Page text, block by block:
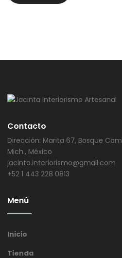
Contacto
Dirección: Marita 67, Bosque
Mich., México
jacinta.interiorismo@gmail.com
+52 1 443 228 0813
Menú
Inicio
Tienda